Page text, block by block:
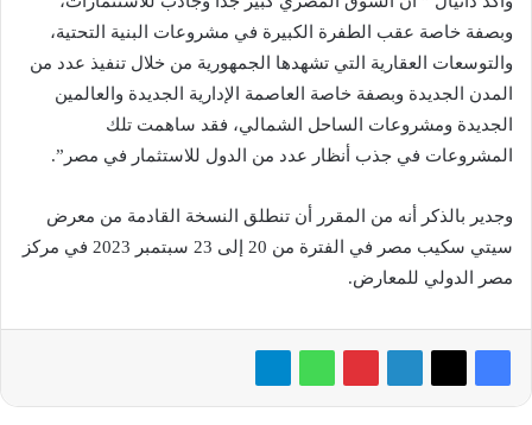
وبصفة خاصة عقب الطفرة الكبيرة في مشروعات البنية التحتية،
والتوسعات العقارية التي تشهدها الجمهورية من خلال تنفيذ عدد من
المدن الجديدة وبصفة خاصة العاصمة الإدارية الجديدة والعالمين
الجديدة ومشروعات الساحل الشمالي، فقد ساهمت تلك
المشروعات في جذب أنظار عدد من الدول للاستثمار في مصر”.
وجدير بالذكر أنه من المقرر أن تنطلق النسخة القادمة من معرض
سيتي سكيب مصر في الفترة من 20 إلى 23 سبتمبر 2023 في مركز
مصر الدولي للمعارض.